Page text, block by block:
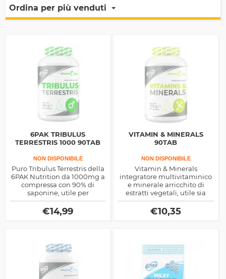
Ordina per più venduti
6PAK TRIBULUS
TERRESTRIS 1000 90TAB
NON DISPONIBILE
Puro Tribulus Terrestris della
6PAK Nutrition da 1000mg a
compressa con 90% di
saponine, utile per
aumentare la produzione
naturale di Testosterone.
€14,99
VITAMIN & MINERALS
90TAB
NON DISPONIBILE
Vitamin & Minerals
integratore multivitaminico
e minerale arricchito di
estratti vegetali, utile sia
come salutistico che per il
sostegno sportivo nelle
attività di potenza e
€10,35